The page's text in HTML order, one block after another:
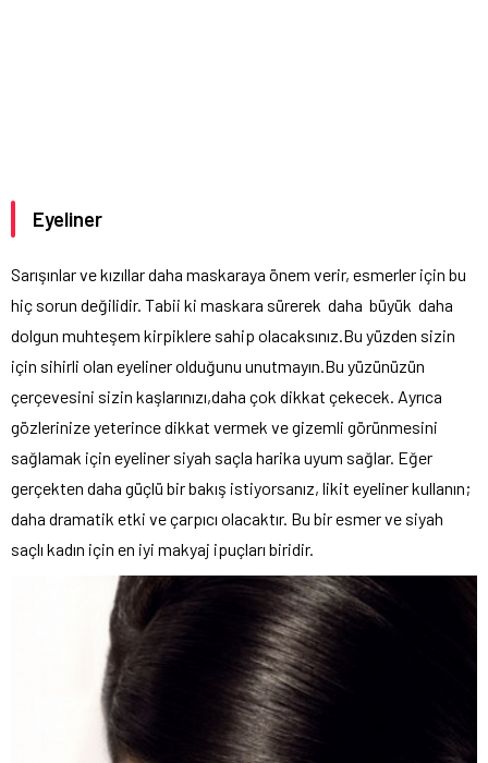
Eyeliner
Sarışınlar ve kızıllar daha maskaraya önem verir, esmerler için bu
hiç sorun değilidir. Tabii ki maskara sürerek daha büyük daha
dolgun muhteşem kirpiklere sahip olacaksınız.Bu yüzden sizin
için sihirli olan eyeliner olduğunu unutmayın.Bu yüzünüzün
çerçevesini sizin kaşlarınızı,daha çok dikkat çekecek. Ayrıca
gözlerinize yeterince dikkat vermek ve gizemli görünmesini
sağlamak için eyeliner siyah saçla harika uyum sağlar. Eğer
gerçekten daha güçlü bir bakış istiyorsanız, likit eyeliner kullanın;
daha dramatik etki ve çarpıcı olacaktır. Bu bir esmer ve siyah
saçlı kadın için en iyi makyaj ipuçları biridir.